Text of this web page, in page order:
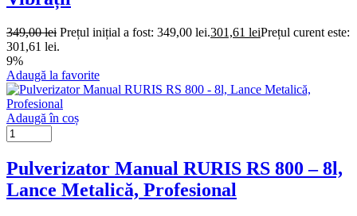
349,00lei Prețul inițial a fost: 349,00 lei.301,61 leiPrețul curent este:
301,61 lei.
9%
Adaugă la favorite
Adaugă în coș
Pulverizator Manual RURIS RS 800 – 8l,
Lance Metalică, Profesional